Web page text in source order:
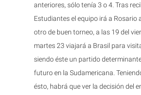
anteriores, sólo tenía 3 o 4. Tras
Estudiantes el equipo irá a Rosario
otro de buen torneo, a las 19 del
martes 23 viajará a Brasil para
siendo éste un partido
futuro en la Sudamericana.
ésto, habrá que ver la decisión del